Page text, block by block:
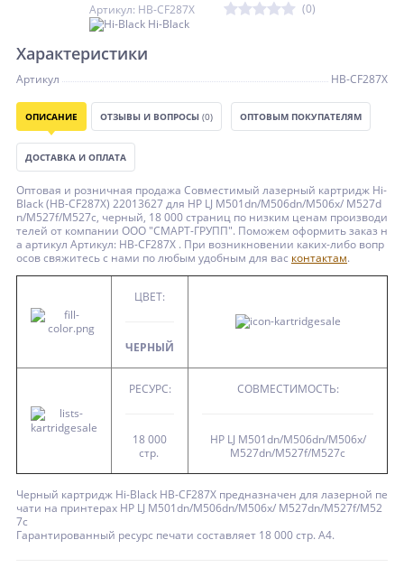
Артикул: HB-CF287X
(0)
Hi-Black
Характеристики
Артикул HB-CF287X
ОПИСАНИЕ ОТЗЫВЫ И ВОПРОСЫ (0) ОПТОВЫМ ПОКУПАТЕЛЯМ
ДОСТАВКА И ОПЛАТА
Оптовая и розничная продажа Совместимый лазерный картридж Hi-
Black (HB-CF287X) 22013627 для HP LJ M501dn/M506dn/M506x/ M527d
n/M527f/M527c, черный, 18 000 страниц по низким ценам производи
телей от компании ООО "СМАРТ-ГРУПП". Поможем оформить заказ н
а артикул Артикул: HB-CF287X . При возникновении каких-либо вопр
осов свяжитесь с нами по любым удобным для вас контактам.
ЦВЕТ:
ЧЕРНЫЙ
РЕСУРС:
18 000
стр.
СОВМЕСТИМОСТЬ:
HP LJ M501dn/M506dn/M506x/
M527dn/M527f/M527c
Черный картридж Hi-Black HB-CF287X предназначен для лазерной пе
чати на принтерах HP LJ M501dn/M506dn/M506x/ M527dn/M527f/M52
7c
Гарантированный ресурс печати составляет 18 000 стр. А4.